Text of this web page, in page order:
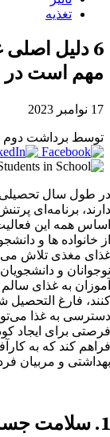
تغذیه
6 دلیل اصلی
مهم است
17 نوامبر 2023
توسط برداشت دوم
در طول سال تحصیلی،
دارند، برنامه‌ای
اساس همه این
از خانواده ها و
غذای مغذی تلاش می
نوجوانان و
آموزان به غذای
کنند، فارغ التحصیل
دسترسی به غذا
فرصتی برای ایجاد
فراهم کند که به
بهداشتی و مربیان
1. سلامت